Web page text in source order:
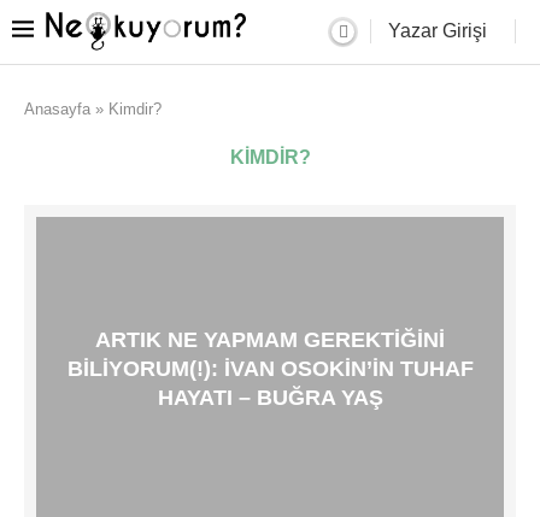
Yazar Girişi
Anasayfa » Kimdir?
KIMDIR?
ARTIK NE YAPMAM GEREKTIĞINI
BILIYORUM(!): İVAN OSOKIN’IN TUHAF
HAYATI – BUĞRA YAŞ